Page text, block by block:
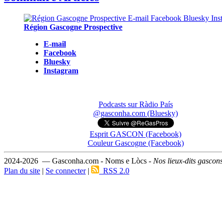
Région Gascogne Prospective
E-mail
Facebook
Bluesky
Instagram
Podcasts sur Ràdio País
@gasconha.com (Bluesky)
Esprit GASCON (Facebook)
Couleur Gascogne (Facebook)
2024-2026 — Gasconha.com - Noms e Lòcs - Nos lieux-dits
Plan du site | Se connecter| RSS 2.0